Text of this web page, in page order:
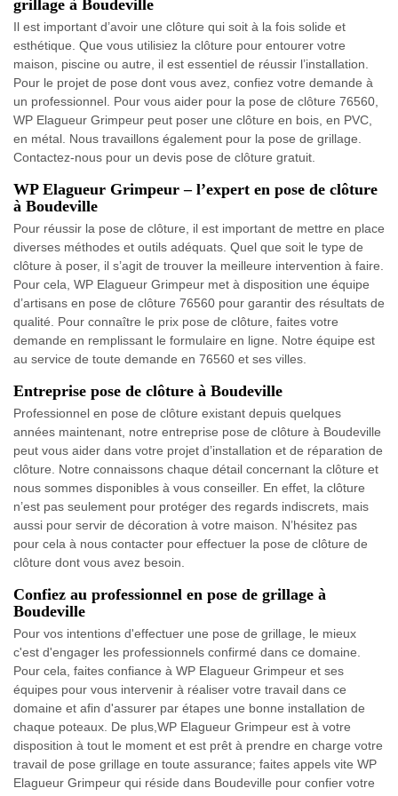
grillage à Boudeville
Il est important d’avoir une clôture qui soit à la fois solide et
esthétique. Que vous utilisiez la clôture pour entourer votre
maison, piscine ou autre, il est essentiel de réussir l’installation.
Pour le projet de pose dont vous avez, confiez votre demande à
un professionnel. Pour vous aider pour la pose de clôture 76560,
WP Elagueur Grimpeur peut poser une clôture en bois, en PVC,
en métal. Nous travaillons également pour la pose de grillage.
Contactez-nous pour un devis pose de clôture gratuit.
WP Elagueur Grimpeur – l’expert en pose de clôture
à Boudeville
Pour réussir la pose de clôture, il est important de mettre en place
diverses méthodes et outils adéquats. Quel que soit le type de
clôture à poser, il s’agit de trouver la meilleure intervention à faire.
Pour cela, WP Elagueur Grimpeur met à disposition une équipe
d’artisans en pose de clôture 76560 pour garantir des résultats de
qualité. Pour connaître le prix pose de clôture, faites votre
demande en remplissant le formulaire en ligne. Notre équipe est
au service de toute demande en 76560 et ses villes.
Entreprise pose de clôture à Boudeville
Professionnel en pose de clôture existant depuis quelques
années maintenant, notre entreprise pose de clôture à Boudeville
peut vous aider dans votre projet d’installation et de réparation de
clôture. Notre connaissons chaque détail concernant la clôture et
nous sommes disponibles à vous conseiller. En effet, la clôture
n’est pas seulement pour protéger des regards indiscrets, mais
aussi pour servir de décoration à votre maison. N’hésitez pas
pour cela à nous contacter pour effectuer la pose de clôture de
clôture dont vous avez besoin.
Confiez au professionnel en pose de grillage à
Boudeville
Pour vos intentions d'effectuer une pose de grillage, le mieux
c'est d'engager les professionnels confirmé dans ce domaine.
Pour cela, faites confiance à WP Elagueur Grimpeur et ses
équipes pour vous intervenir à réaliser votre travail dans ce
domaine et afin d'assurer par étapes une bonne installation de
chaque poteaux. De plus,WP Elagueur Grimpeur est à votre
disposition à tout le moment et est prêt à prendre en charge votre
travail de pose grillage en toute assurance; faites appels vite WP
Elagueur Grimpeur qui réside dans Boudeville pour confier votre